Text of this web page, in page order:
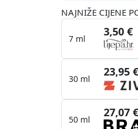
NAJNIŽE CIJENE
7 ml
3,50 €
30 ml
23,95
50 ml
27,07